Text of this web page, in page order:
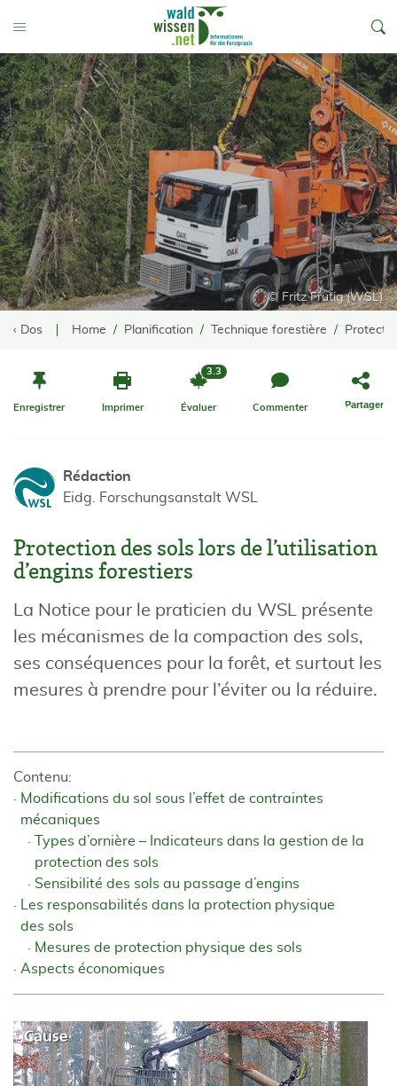
Toggle Menu
© Fritz Frutig (WSL)
‹ Dos Home Planification Technique forestière
Enregistrer Imprimer Évaluer
3.3
Commenter Partager
Rédaction
Eidg. Forschungsanstalt WSL
Protection des sols lors de l’utilisation
d’engins forestiers
La Notice pour le praticien du WSL présente
les mécanismes de la compaction des sols,
ses conséquences pour la forêt, et surtout les
mesures à prendre pour l’éviter ou la réduire.
Contenu:
Modifications du sol sous l’effet de contraintes
mécaniques
Types d’ornière – Indicateurs dans la gestion de la
protection des sols
Sensibilité des sols au passage d’engins
Les responsabilités dans la protection physique
des sols
Mesures de protection physique des sols
Aspects économiques